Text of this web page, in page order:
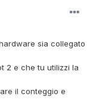
sia collegato
2 e che tu utilizzi la
il conteggio e